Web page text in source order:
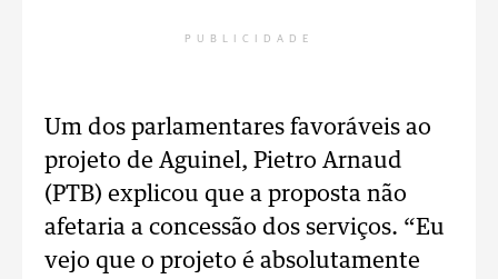
PUBLICIDADE
Um dos parlamentares favoráveis ao
projeto de Aguinel, Pietro Arnaud
(PTB) explicou que a proposta não
afetaria a concessão dos serviços. “Eu
vejo que o projeto é absolutamente